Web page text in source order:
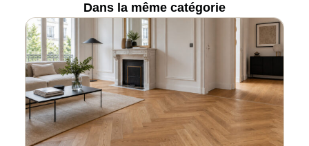
Dans la même catégorie